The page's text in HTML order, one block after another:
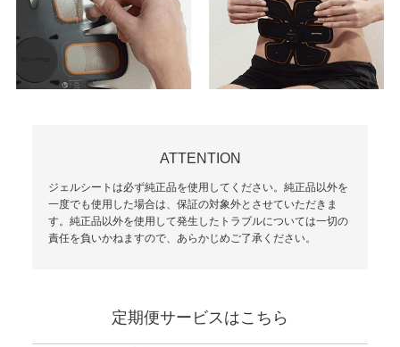
ATTENTION
ジェルシートは必ず純正品を使用してください。純正品以外を
一度でも使用した場合は、保証の対象外とさせていただきま
す。純正品以外を使用して発生したトラブルについては一切の
責任を負いかねますので、あらかじめご了承ください。
定期便サービスはこちら